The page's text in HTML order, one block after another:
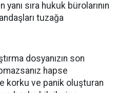
yanı sıra hukuk bürolarının
tuzağa
dosyanızın son
hapse
korku ve panik oluşturan